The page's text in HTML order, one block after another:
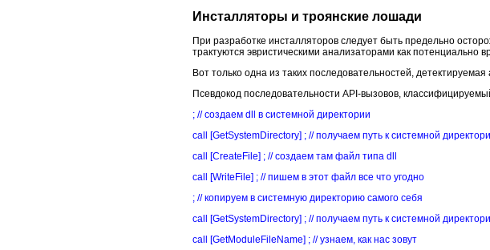
Инсталляторы и троянские лошади
При разработке инсталляторов следует быть предельно
трактуются эвристическими анализаторами как потенциально
Вот только одна из таких последовательностей, детектируемая
Псевдокод последовательности API-вызовов,
; // создаем dll в системной директории
call [GetSystemDirectory] ; // получаем путь к системной
call [CreateFile] ; // создаем там файл типа dll
call [WriteFile] ; // пишем в этот файл все что угодно
; // копируем в системную директорию самого себя
call [GetSystemDirectory] ; // получаем путь к системной
call [GetModuleFileName] ; // узнаем, как нас зовут